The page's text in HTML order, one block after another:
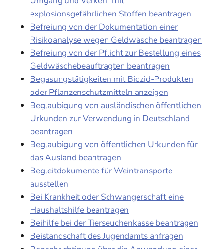
explosionsgefährlichen Stoffen beantragen
Befreiung von der Dokumentation einer
Risikoanalyse wegen Geldwäsche beantragen
Befreiung von der Pflicht zur Bestellung eines
Geldwäschebeauftragten beantragen
Begasungstätigkeiten mit Biozid-Produkten
oder Pflanzenschutzmitteln anzeigen
Beglaubigung von ausländischen öffentlichen
Urkunden zur Verwendung in Deutschland
beantragen
Beglaubigung von öffentlichen Urkunden für
das Ausland beantragen
Begleitdokumente für Weintransporte
ausstellen
Bei Krankheit oder Schwangerschaft eine
Haushaltshilfe beantragen
Beihilfe bei der Tierseuchenkasse beantragen
Beistandschaft des Jugendamts anfragen